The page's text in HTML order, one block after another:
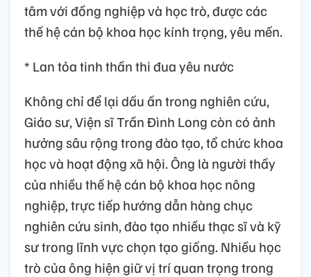
tâm với đồng nghiệp và học trò, được các
thế hệ cán bộ khoa học kính trọng, yêu mến.
* Lan tỏa tinh thần thi đua yêu nước
Không chỉ để lại dấu ấn trong nghiên cứu,
Giáo sư, Viện sĩ Trần Đình Long còn có ảnh
hưởng sâu rộng trong đào tạo, tổ chức khoa
học và hoạt động xã hội. Ông là người thầy
của nhiều thế hệ cán bộ khoa học nông
nghiệp, trực tiếp hướng dẫn hàng chục
nghiên cứu sinh, đào tạo nhiều thạc sĩ và kỹ
sư trong lĩnh vực chọn tạo giống. Nhiều học
trò của ông hiện giữ vị trí quan trọng trong